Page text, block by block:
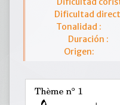
Dificultad
Tonalidad :
Duración :
Origen: